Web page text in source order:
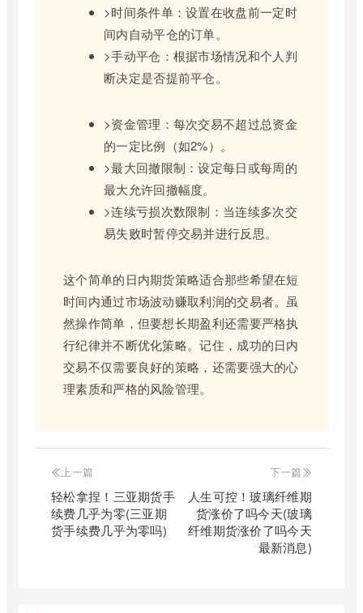
>时间条件单：设置在收盘前一定时
间内自动平仓的订单。
>手动平仓：根据市场情况和个人判
断决定是否提前平仓。
>资金管理：每次交易不超过总资金
的一定比例（如2%）。
>最大回撤限制：设定每日或每周的
最大允许回撤幅度。
>连续亏损次数限制：当连续多次交
易失败时暂停交易并进行反思。
这个简单的日内期货策略适合那些希望在短
时间内通过市场波动赚取利润的交易者。虽
然操作简单，但要想长期盈利还需要严格执
行纪律并不断优化策略。记住，成功的日内
交易不仅需要良好的策略，还需要强大的心
理素质和严格的风险管理。
上一篇
轻松拿捏！三亚期货手
续费几乎为零(三亚期
货手续费几乎为零吗)
下一篇
人生可控！玻璃纤维期
货涨价了吗今天(玻璃
纤维期货涨价了吗今天
最新消息)